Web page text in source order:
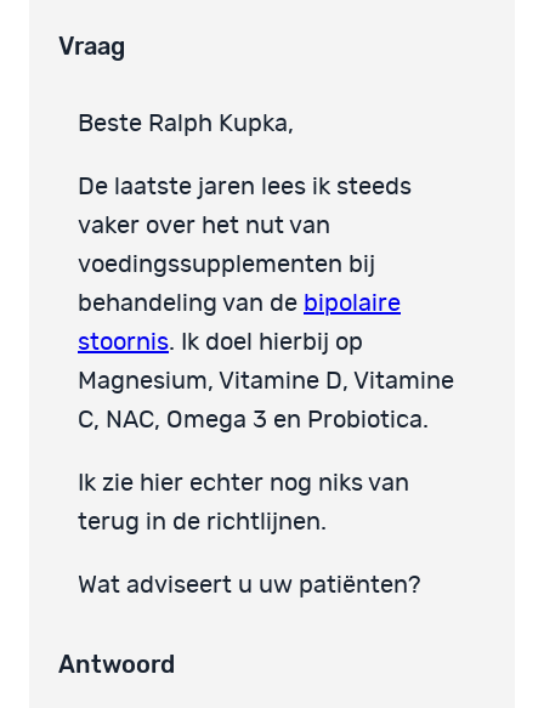
Vraag
Beste Ralph Kupka,
De laatste jaren lees ik steeds
vaker over het nut van
voedingssupplementen bij
behandeling van de bipolaire
stoornis. Ik doel hierbij op
Magnesium, Vitamine D, Vitamine
C, NAC, Omega 3 en Probiotica.
Ik zie hier echter nog niks van
terug in de richtlijnen.
Wat adviseert u uw patiënten?
Antwoord